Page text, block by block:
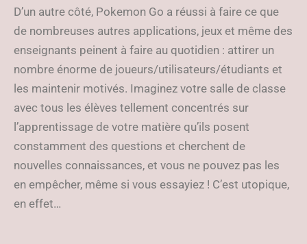
D’un autre côté, Pokemon Go a réussi à faire ce que
de nombreuses autres applications, jeux et même des
enseignants peinent à faire au quotidien : attirer un
nombre énorme de joueurs/utilisateurs/étudiants et
les maintenir motivés. Imaginez votre salle de classe
avec tous les élèves tellement concentrés sur
l’apprentissage de votre matière qu’ils posent
constamment des questions et cherchent de
nouvelles connaissances, et vous ne pouvez pas les
en empêcher, même si vous essayiez ! C’est utopique,
en effet…